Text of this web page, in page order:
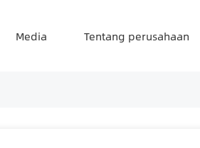
Media Tentang perusahaan